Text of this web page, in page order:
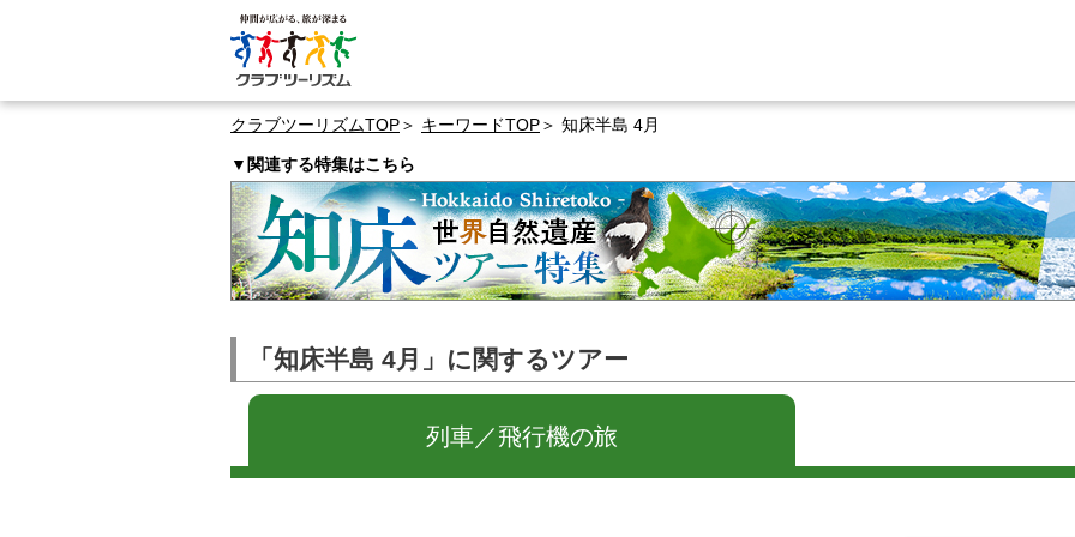
クラブツーリズムTOP キーワードTOP 知床半島 4月
▼関連する特集はこちら
「知床半島 4月」に関するツアー
列車／飛行機の旅